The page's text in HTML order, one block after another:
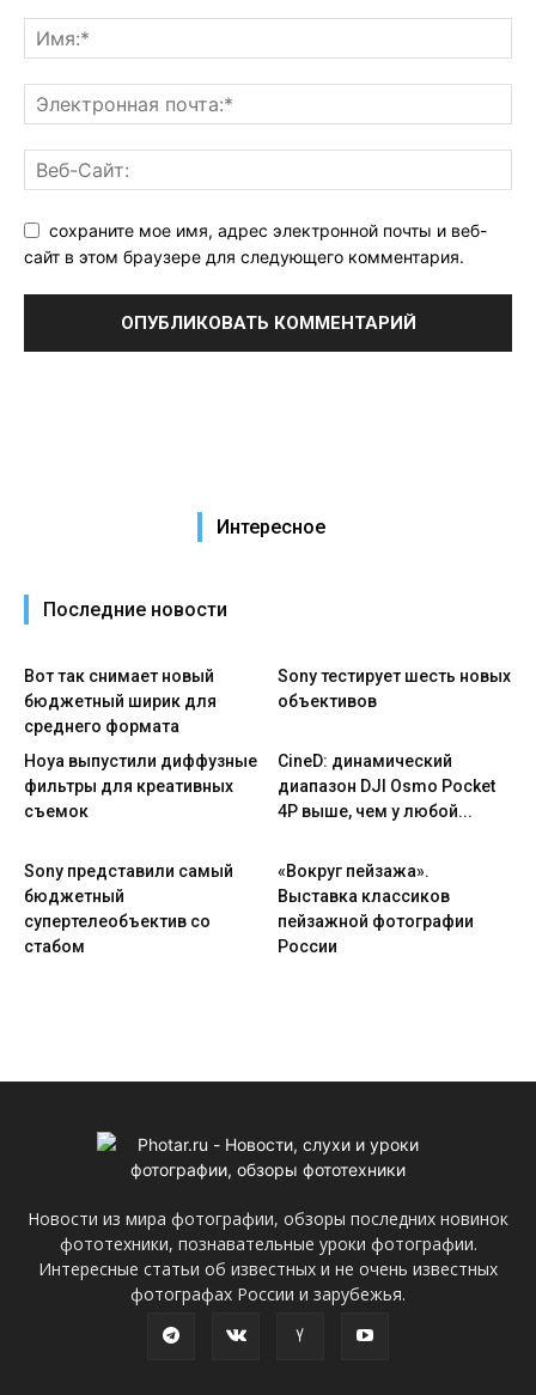
сохраните мое имя, адрес электронной почты и веб-
сайт в этом браузере для следующего комментария.
Интересное
Последние новости
Вот так снимает новый
бюджетный ширик для
среднего формата
Sony тестирует шесть новых
объективов
Hoya выпустили диффузные
фильтры для креативных
съемок
CineD: динамический
диапазон DJI Osmo Pocket
4P выше, чем у любой...
Sony представили самый
бюджетный
супертелеобъектив со
стабом
«Вокруг пейзажа».
Выставка классиков
пейзажной фотографии
России
Новости из мира фотографии, обзоры последних новинок
фототехники, познавательные уроки фотографии.
Интересные статьи об известных и не очень известных
фотографах России и зарубежья.